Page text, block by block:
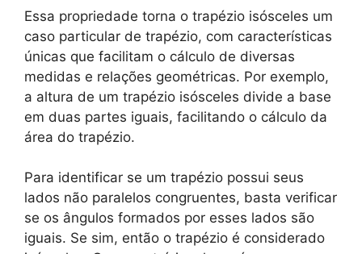
Essa propriedade torna o trapézio isósceles um
caso particular de trapézio, com características
únicas que facilitam o cálculo de diversas
medidas e relações geométricas. Por exemplo,
a altura de um trapézio isósceles divide a base
em duas partes iguais, facilitando o cálculo da
área do trapézio.
Para identificar se um trapézio possui seus
lados não paralelos congruentes, basta verificar
se os ângulos formados por esses lados são
iguais. Se sim, então o trapézio é considerado